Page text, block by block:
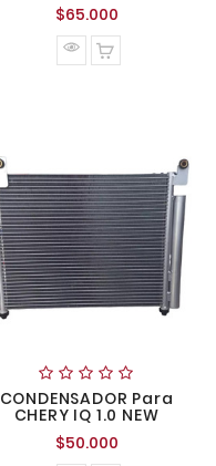
$65.000Precio
normal
CONDENSADOR Para
CHERY IQ 1.0 NEW
$50.000Precio